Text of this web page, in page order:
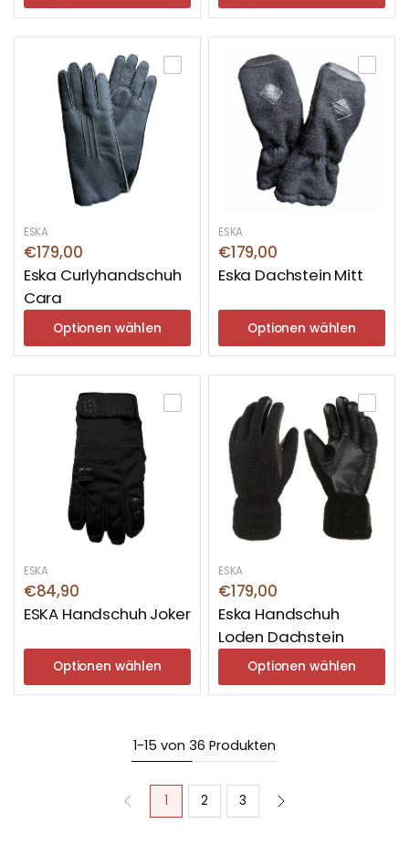
ESKA
€179,00
Eska Curlyhandschuh
Cara
Optionen wählen
ESKA
€179,00
Eska Dachstein Mitt
Optionen wählen
ESKA
€84,90
ESKA Handschuh Joker
Optionen wählen
ESKA
€179,00
Eska Handschuh
Loden Dachstein
Optionen wählen
1-15 von 36 Produkten
1 2 3